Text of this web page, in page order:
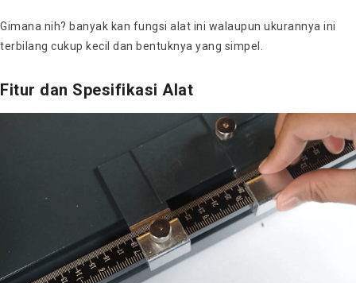
Gimana nih? banyak kan fungsi alat ini walaupun ukurannya ini
terbilang cukup kecil dan bentuknya yang simpel.
Fitur dan Spesifikasi Alat